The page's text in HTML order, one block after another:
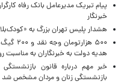
پیام تبریک مدیرعامل بانک رفاه
خبرنگار
هشدار پلیس تهران بزرگ به
۵۰۰
هدیه دولت به خبرنگاران به مناسبت
خبر مهم درباره قانون
بازنشستگی زنان و مردان مشخص شد